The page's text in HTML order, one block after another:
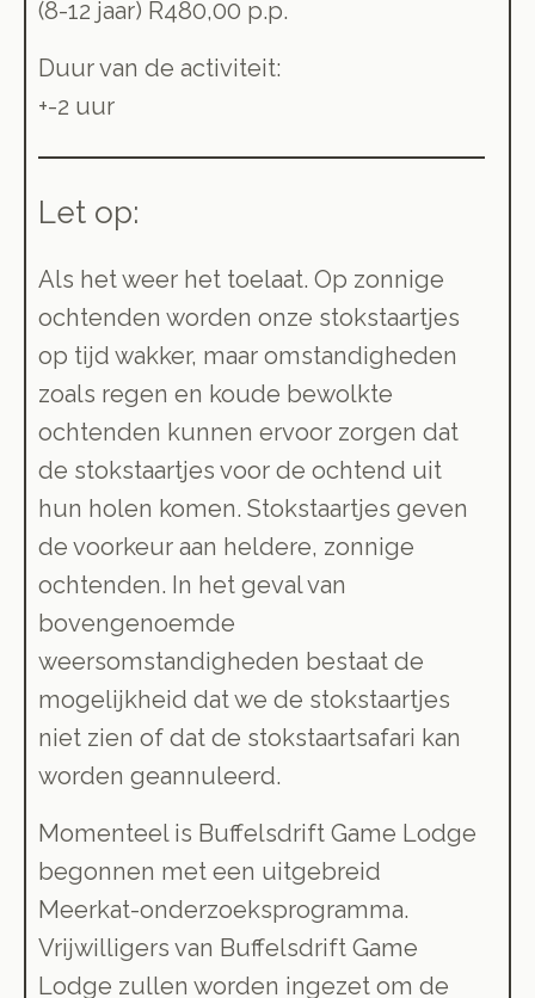
(8-12 jaar) R480,00 p.p.
Duur van de activiteit:
+-2 uur
Let op:
Als het weer het toelaat. Op zonnige
ochtenden worden onze stokstaartjes
op tijd wakker, maar omstandigheden
zoals regen en koude bewolkte
ochtenden kunnen ervoor zorgen dat
de stokstaartjes voor de ochtend uit
hun holen komen. Stokstaartjes geven
de voorkeur aan heldere, zonnige
ochtenden. In het geval van
bovengenoemde
weersomstandigheden bestaat de
mogelijkheid dat we de stokstaartjes
niet zien of dat de stokstaartsafari kan
worden geannuleerd.
Momenteel is Buffelsdrift Game Lodge
begonnen met een uitgebreid
Meerkat-onderzoeksprogramma.
Vrijwilligers van Buffelsdrift Game
Lodge zullen worden ingezet om de